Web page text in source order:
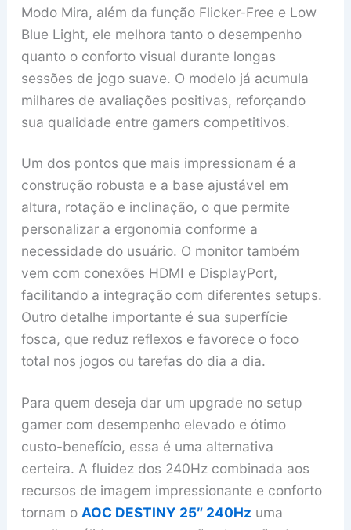
Modo Mira, além da função Flicker-Free e Low
Blue Light, ele melhora tanto o desempenho
quanto o conforto visual durante longas
sessões de jogo suave. O modelo já acumula
milhares de avaliações positivas, reforçando
sua qualidade entre gamers competitivos.
Um dos pontos que mais impressionam é a
construção robusta e a base ajustável em
altura, rotação e inclinação, o que permite
personalizar a ergonomia conforme a
necessidade do usuário. O monitor também
vem com conexões HDMI e DisplayPort,
facilitando a integração com diferentes setups.
Outro detalhe importante é sua superfície
fosca, que reduz reflexos e favorece o foco
total nos jogos ou tarefas do dia a dia.
Para quem deseja dar um upgrade no setup
gamer com desempenho elevado e ótimo
custo-benefício, essa é uma alternativa
certeira. A fluidez dos 240Hz combinada aos
recursos de imagem impressionante e conforto
tornam o AOC DESTINY 25″ 240Hz uma